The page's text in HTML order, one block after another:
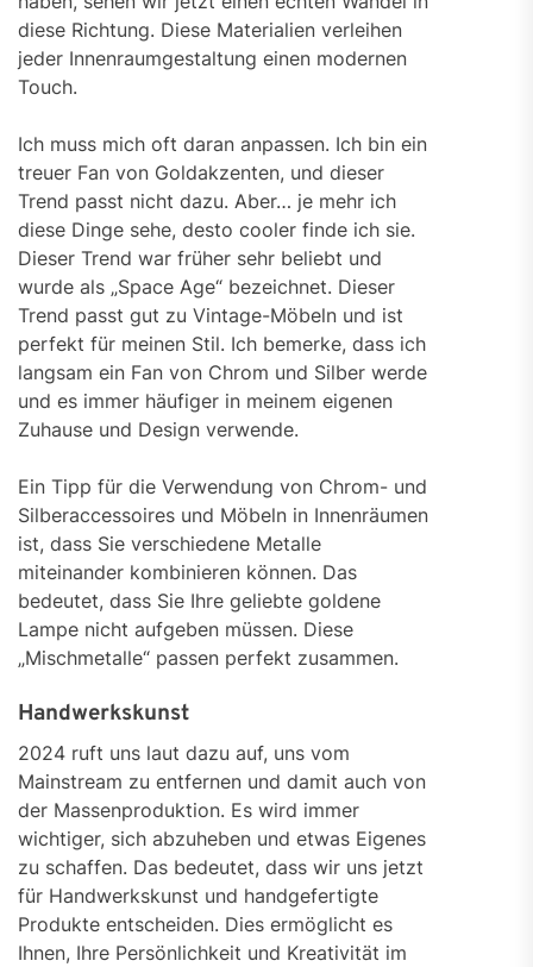
diese Richtung. Diese Materialien verleihen
jeder Innenraumgestaltung einen modernen
Touch.
Ich muss mich oft daran anpassen. Ich bin ein
treuer Fan von Goldakzenten, und dieser
Trend passt nicht dazu. Aber… je mehr ich
diese Dinge sehe, desto cooler finde ich sie.
Dieser Trend war früher sehr beliebt und
wurde als „Space Age“ bezeichnet. Dieser
Trend passt gut zu Vintage-Möbeln und ist
perfekt für meinen Stil. Ich bemerke, dass ich
langsam ein Fan von Chrom und Silber werde
und es immer häufiger in meinem eigenen
Zuhause und Design verwende.
Ein Tipp für die Verwendung von Chrom- und
Silberaccessoires und Möbeln in Innenräumen
ist, dass Sie verschiedene Metalle
miteinander kombinieren können. Das
bedeutet, dass Sie Ihre geliebte goldene
Lampe nicht aufgeben müssen. Diese
„Mischmetalle“ passen perfekt zusammen.
Handwerkskunst
2024 ruft uns laut dazu auf, uns vom
Mainstream zu entfernen und damit auch von
der Massenproduktion. Es wird immer
wichtiger, sich abzuheben und etwas Eigenes
zu schaffen. Das bedeutet, dass wir uns jetzt
für Handwerkskunst und handgefertigte
Produkte entscheiden. Dies ermöglicht es
Ihnen, Ihre Persönlichkeit und Kreativität im